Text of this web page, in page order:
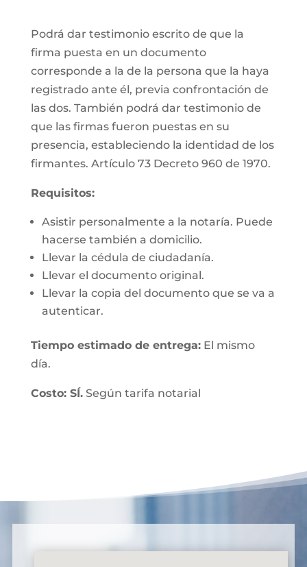
Podrá dar testimonio escrito de que la
firma puesta en un documento
corresponde a la de la persona que la haya
registrado ante él, previa confrontación de
las dos. También podrá dar testimonio de
que las firmas fueron puestas en su
presencia, estableciendo la identidad de los
firmantes. Artículo 73 Decreto 960 de 1970.
Requisitos:
Asistir personalmente a la notaría. Puede
hacerse también a domicilio.
Llevar la cédula de ciudadanía.
Llevar el documento original.
Llevar la copia del documento que se va a
autenticar.
Tiempo estimado de entrega:El mismo
día.
Costo: SÍ.Según tarifa notarial